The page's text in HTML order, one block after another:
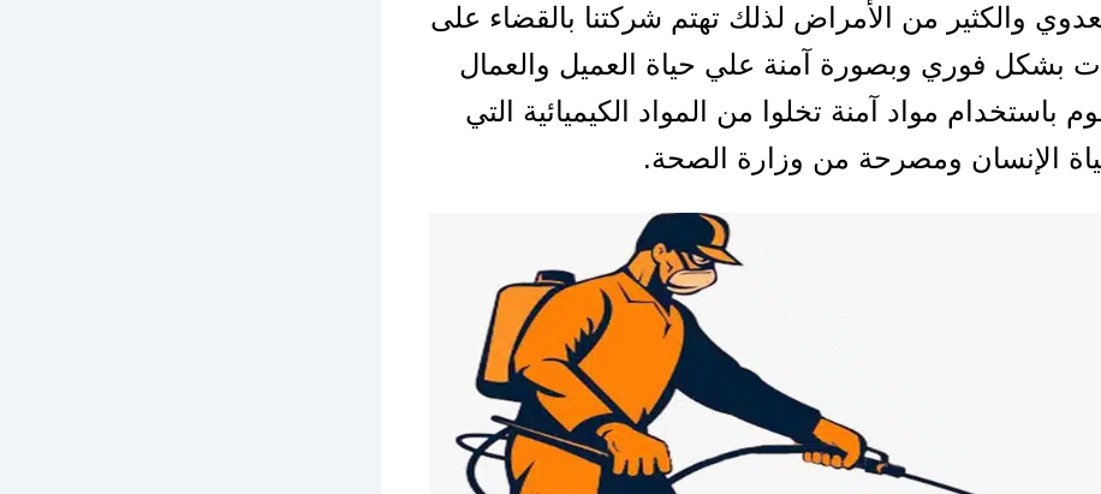
والكثير من الأمراض لذلك تهتم شركتنا بالقضاء على
بشكل فوري وبصورة آمنة علي حياة العميل والعمال
باستخدام مواد آمنة تخلوا من المواد الكيميائية التي
الإنسان ومصرحة من وزارة الصحة.